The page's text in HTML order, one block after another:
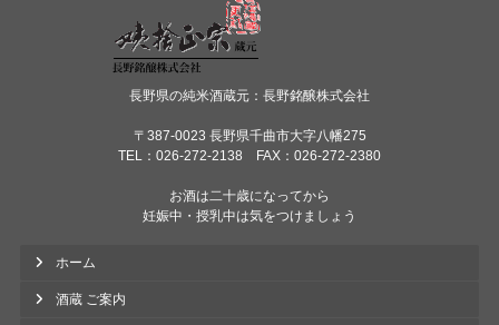
長野県の純米酒蔵元：長野銘醸株式会社
〒387-0023 長野県千曲市大字八幡275
TEL：026-272-2138 FAX：026-272-2380
お酒は二十歳になってから
妊娠中・授乳中は気をつけましょう
ホーム
酒蔵 ご案内